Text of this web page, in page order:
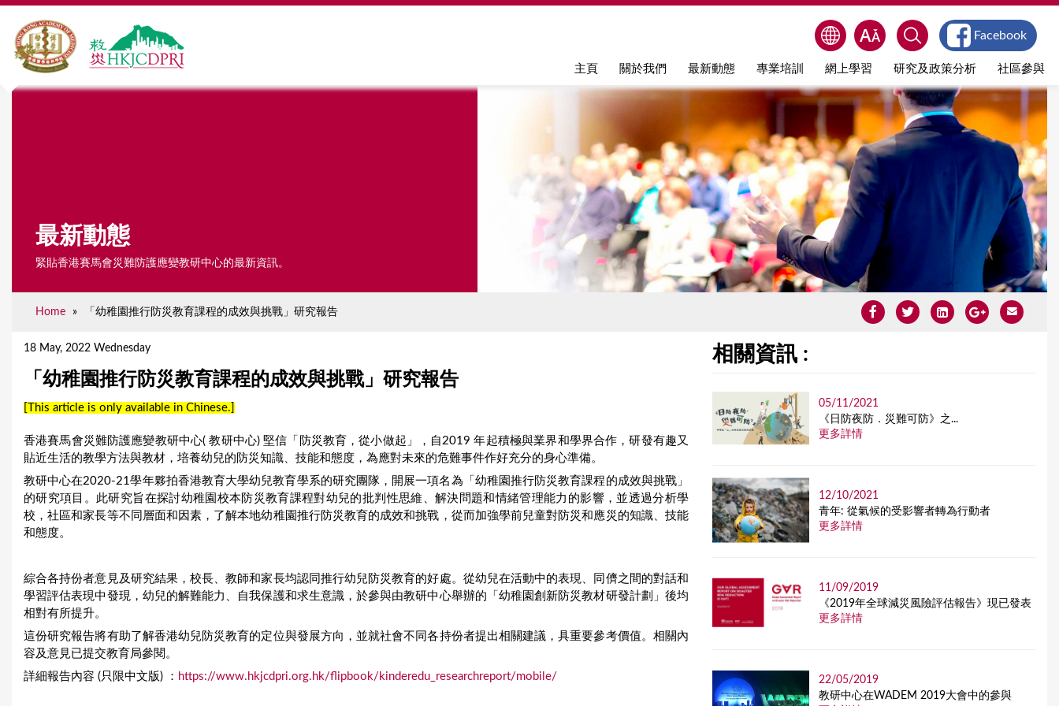
Jump to navigation
主頁 關於我們 最新動態 專業培訓 網上學習 研究及政策分析 社區參與
Facebook
最新動態
緊貼香港賽馬會災難防護應變教研中心的最新資訊。
Home » 「幼稚園推行防災教育課程的成效與挑戰」研究報告
18 May, 2022 Wednesday
「幼稚園推行防災教育課程的成效與挑戰」研究報告
[This article is only available in Chinese.]
香港賽馬會災難防護應變教研中心( 教研中心) 堅信「防災教育，從小做起」，自2019 年起積極與業界和學界合作，研發有趣又
貼近生活的教學方法與教材，培養幼兒的防災知識、技能和態度，為應對未來的危難事件作好充分的身心準備。
教研中心在2020-21學年夥拍香港教育大學幼兒教育學系的研究團隊，開展一項名為「幼稚園推行防災教育課程的成效與挑戰」
的研究項目。此研究旨在探討幼稚園校本防災教育課程對幼兒的批判性思維、解決問題和情緒管理能力的影響，並透過分析學
校，社區和家長等不同層面和因素，了解本地幼稚園推行防災教育的成效和挑戰，從而加強學前兒童對防災和應災的知識、技能
和態度。
綜合各持份者意見及研究結果，校長、教師和家長均認同推行幼兒防災教育的好處。從幼兒在活動中的表現、同儕之間的對話和
學習評估表現中發現，幼兒的解難能力、自我保護和求生意識，於參與由教研中心舉辦的「幼稚園創新防災教材研發計劃」後均
相對有所提升。
這份研究報告將有助了解香港幼兒防災教育的定位與發展方向，並就社會不同各持份者提出相關建議，具重要參考價值。相關內
容及意見已提交教育局參閱。
詳細報告內容 (只限中文版) ： https://www.hkjcdpri.org.hk/flipbook/kinderedu_researchreport/mobile/
相關資訊 :
05/11/2021
《日防夜防．災難可防》之...
更多詳情
12/10/2021
青年: 從氣候的受影響者轉為行動者
更多詳情
11/09/2019
《2019年全球減災風險評估報告》現已發表
更多詳情
22/05/2019
教研中心在WADEM 2019大會中的參與